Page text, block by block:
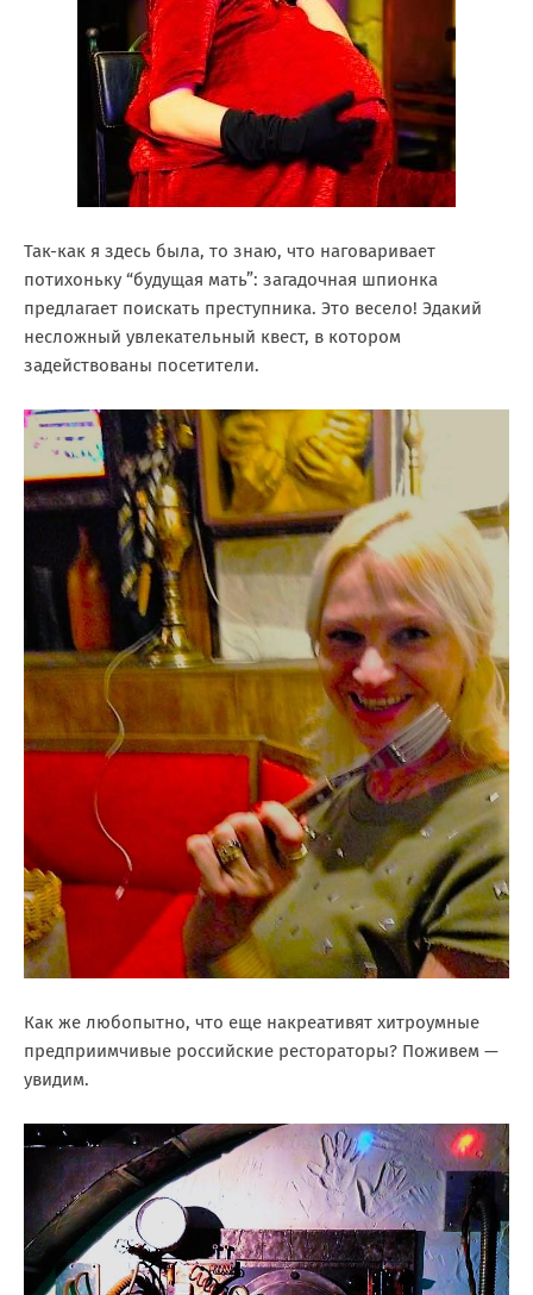
Так-как я здесь была, то знаю, что наговаривает
потихоньку “будущая мать”: загадочная шпионка
предлагает поискать преступника. Это весело! Эдакий
несложный увлекательный квест, в котором
задействованы посетители.
Как же любопытно, что еще накреативят хитроумные
предприимчивые российские рестораторы? Поживем —
увидим.